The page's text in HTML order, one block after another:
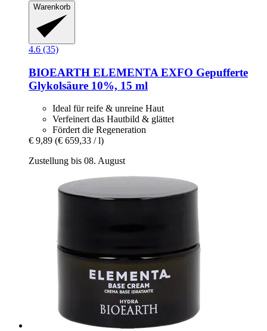
Warenkorb
4.6 (35)
BIOEARTH ELEMENTA EXFO Gepufferte
Glykolsäure 10%, 15 ml
Ideal für reife & unreine Haut
Verfeinert das Hautbild & glättet
Fördert die Regeneration
€ 9,89 (€ 659,33 / l)
Zustellung bis 08. August